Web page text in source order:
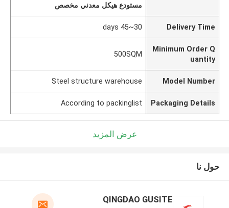
مستودع هيكل معدني مخصص
Delivery Time
30~45 days
Minimum Order Q
uantity
500SQM
Model Number
Steel structure warehouse
Packaging Details
According to packinglist
عرض المزيد
حول نا
QINGDAO GUSITE